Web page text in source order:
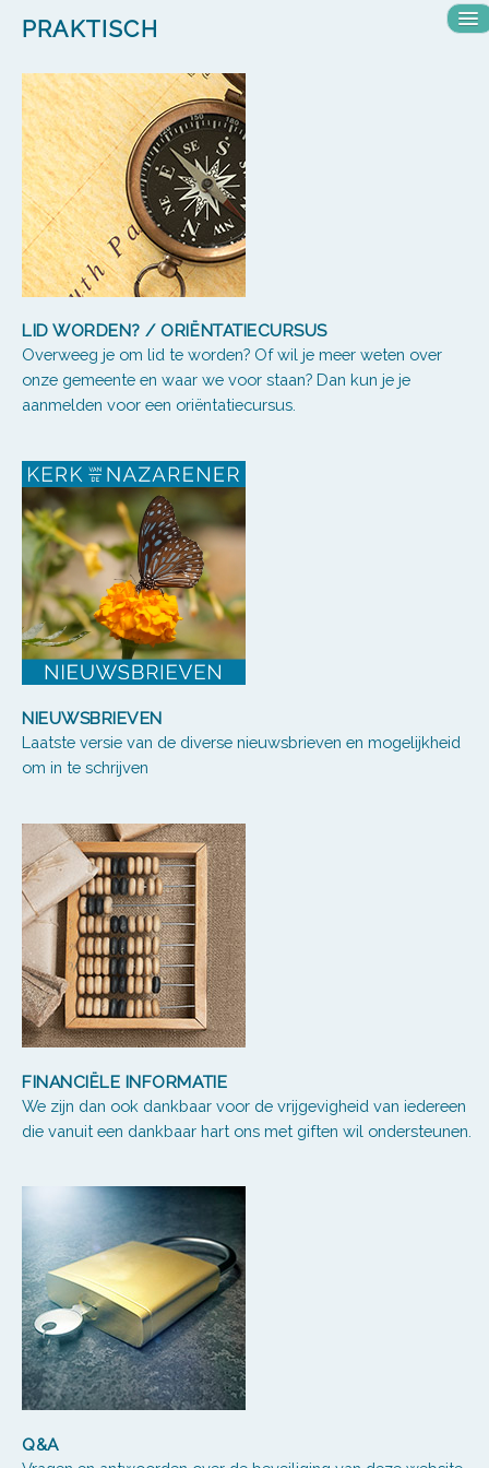
HOME
WAT WE DOEN
CONTACT
PRAKTISCH
NIEUWSBRIEVEN
FINANCIËLE INFORMATIE
PRAKTISCH
LID WORDEN? / ORIËNTATIECURSUS
Overweeg je om lid te worden? Of wil je meer weten over
onze gemeente en waar we voor staan? Dan kun je je
aanmelden voor een oriëntatiecursus.
NIEUWSBRIEVEN
Laatste versie van de diverse nieuwsbrieven en mogelijkheid
om in te schrijven
FINANCIËLE INFORMATIE
We zijn dan ook dankbaar voor de vrijgevigheid van iedereen
die vanuit een dankbaar hart ons met giften wil ondersteunen.
Q&A